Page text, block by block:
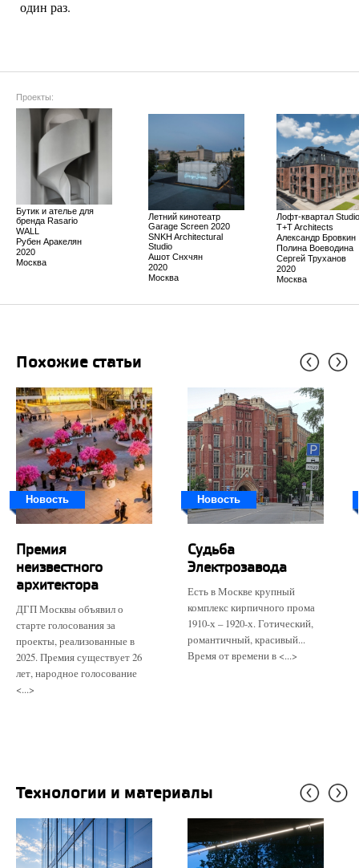
один раз.
Проекты:
Бутик и ателье для
бренда Rasario
WALL
Рубен Аракелян
2020
Москва
Летний кинотеатр
Garage Screen 2020
SNKH Architectural
Studio
Ашот Снхчян
2020
Москва
Лофт-квартал
T+T Architects
Александр Бровкин
Полина Воеводина
Сергей Труханов
2020
Москва
Похожие статьи
Новость
Премия
неизвестного
архитектора
ДГП Москвы объявил о
старте голосования за
проекты, реализованные в
2025. Премия существует 26
лет, народное голосование
<...>
Новость
Судьба
Электрозавода
Есть в Москве крупный
комплекс кирпичного прома
1910-х – 1920-х. Готический,
романтичный, красивый...
Время от времени в <...>
Технологии и материалы